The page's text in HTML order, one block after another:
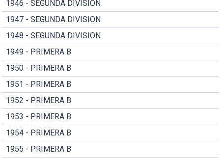
1946 - SEGUNDA DIVISION
1947 - SEGUNDA DIVISION
1948 - SEGUNDA DIVISION
1949 - PRIMERA B
1950 - PRIMERA B
1951 - PRIMERA B
1952 - PRIMERA B
1953 - PRIMERA B
1954 - PRIMERA B
1955 - PRIMERA B